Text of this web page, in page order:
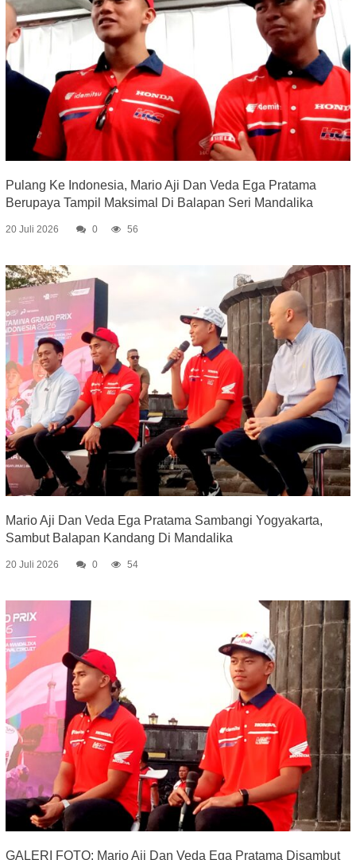
Pulang Ke Indonesia, Mario Aji Dan Veda Ega Pratama
Berupaya Tampil Maksimal Di Balapan Seri Mandalika
20 Juli 2026 0 56
Mario Aji Dan Veda Ega Pratama Sambangi Yogyakarta,
Sambut Balapan Kandang Di Mandalika
20 Juli 2026 0 54
GALERI FOTO: Mario Aji Dan Veda Ega Pratama Disambut